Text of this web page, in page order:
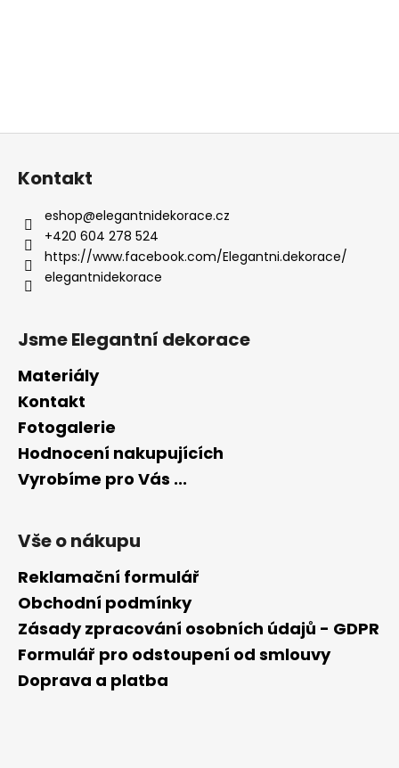
Z
Kontakt
eshop@elegantnidekorace.cz
+420 604 278 524
https://www.facebook.com/Elegantni.dekorace/
elegantnidekorace
Jsme Elegantní dekorace
Materiály
Kontakt
Fotogalerie
Hodnocení nakupujících
Vyrobíme pro Vás ...
Vše o nákupu
Reklamační formulář
Obchodní podmínky
Zásady zpracování osobních údajů - GDPR
Formulář pro odstoupení od smlouvy
Doprava a platba